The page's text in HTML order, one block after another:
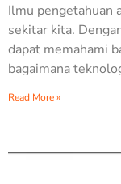
Ilmu pengetahuan
sekitar kita.
dapat memahami
bagaimana
Read More »